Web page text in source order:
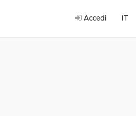
Accedi IT